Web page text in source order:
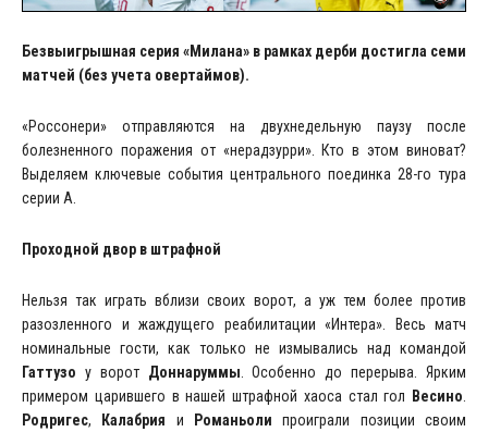
Безвыигрышная серия «Милана» в рамках дерби достигла семи
матчей (без учета овертаймов).
«Россонери» отправляются на двухнедельную паузу после
болезненного поражения от «нерадзурри». Кто в этом виноват?
Выделяем ключевые события центрального поединка 28-го тура
серии А.
Проходной двор в штрафной
Нельзя так играть вблизи своих ворот, а уж тем более против
разозленного и жаждущего реабилитации «Интера». Весь матч
номинальные гости, как только не измывались над командой
Гаттузо у ворот Доннаруммы . Особенно до перерыва. Ярким
примером царившего в нашей штрафной хаоса стал гол
Весино
Родригес, Калабрия и Романьоли проиграли позиции своим